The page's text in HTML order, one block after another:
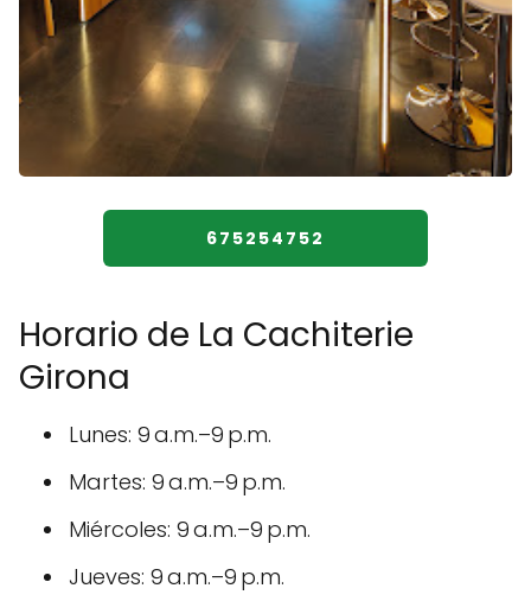
675254752
Horario de La Cachiterie
Girona
Lunes: 9 a.m.–9 p.m.
Martes: 9 a.m.–9 p.m.
Miércoles: 9 a.m.–9 p.m.
Jueves: 9 a.m.–9 p.m.